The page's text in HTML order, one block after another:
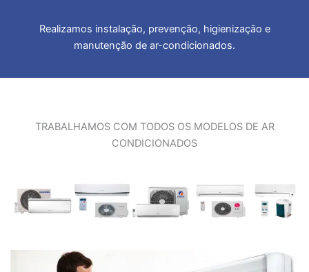
Realizamos instalação, prevenção, higienização e
manutenção de ar-condicionados.
TRABALHAMOS COM TODOS OS MODELOS DE AR
CONDICIONADOS